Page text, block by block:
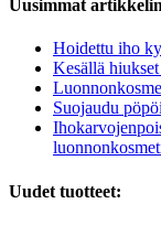
Uusimmat
Hoidettu iho
Kesällä
Suojaudu
Uudet tuotteet: